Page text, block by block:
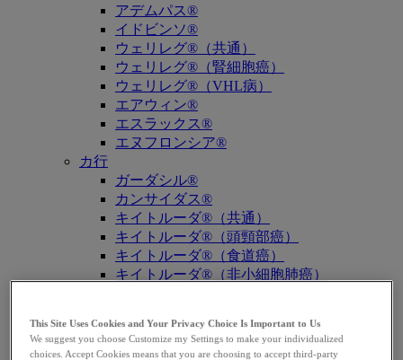
アデムパス®
イドビンソ®
ウェリレグ®（共通）
ウェリレグ®（腎細胞癌）
ウェリレグ®（VHL病）
エアウィン®
エスラックス®
エヌフロンシア®
カ行
ガーダシル®
カンサイダス®
キイトルーダ®（共通）
キイトルーダ®（頭頸部癌）
キイトルーダ®（食道癌）
キイトルーダ®（非小細胞肺癌）
癌）
キイトルーダ®（胃癌）
This Site Uses Cookies and Your Privacy Choice Is Important to Us
We suggest you choose Customize my Settings to make your individualized
choices. Accept Cookies means that you are choosing to accept third-party